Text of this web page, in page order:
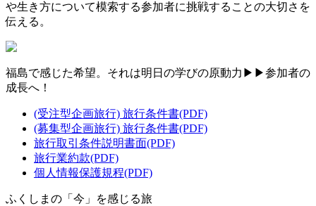
や生き方について模索する参加者に挑戦することの大切さを
伝える。
福島で感じた希望。それは明日の学びの原動力▶▶参加者の
成長へ！
(受注型企画旅行) 旅行条件書(PDF)
(募集型企画旅行) 旅行条件書(PDF)
旅行取引条件説明書面(PDF)
旅行業約款(PDF)
個人情報保護規程(PDF)
ふくしまの「今」を感じる旅